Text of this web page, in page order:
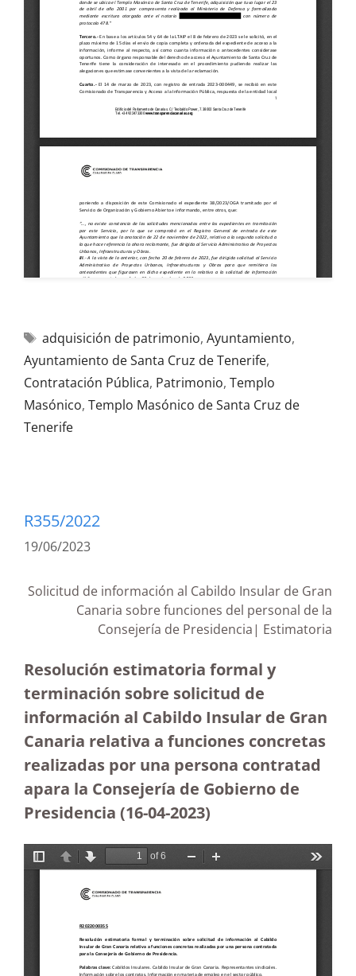
adquisición de patrimonio, Ayuntamiento,
Ayuntamiento de Santa Cruz de Tenerife,
Contratación Pública, Patrimonio, Templo
Masónico, Templo Masónico de Santa Cruz de
Tenerife
R355/2022
19/06/2023
Solicitud de información al Cabildo Insular de Gran
Canaria sobre funciones del personal de la
Consejería de Presidencia| Estimatoria
Resolución estimatoria formal y
terminación sobre solicitud de
información al Cabildo Insular de Gran
Canaria relativa a funciones concretas
realizadas por una persona contratad
apara la Consejería de Gobierno de
Presidencia (16-04-2023)